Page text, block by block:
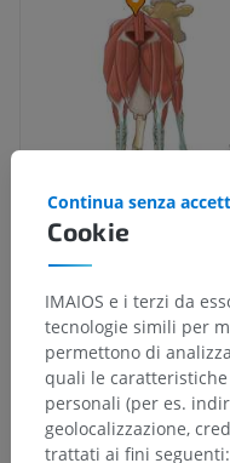
Cookie
Continua senza
IMAIOS e i terzi da
tecnologie simili per
permettono di
quali le
personali (per es.
geolocalizzazione,
trattati ai fini